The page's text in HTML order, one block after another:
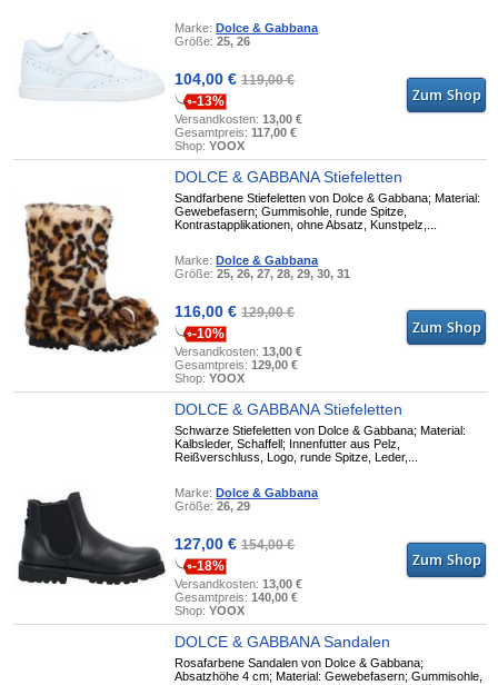
Marke:Dolce & Gabbana
Größe:25, 26
104,00 €119,00 €
-13%
Versandkosten:13,00 €
Gesamtpreis:117,00 €
Shop:YOOX
DOLCE & GABBANA Stiefeletten
Sandfarbene Stiefeletten von Dolce & Gabbana; Material:
Gewebefasern; Gummisohle, runde Spitze,
Kontrastapplikationen, ohne Absatz, Kunstpelz,...
Marke:Dolce & Gabbana
Größe:25, 26, 27, 28, 29, 30, 31
116,00 €129,00 €
-10%
Versandkosten:13,00 €
Gesamtpreis:129,00 €
Shop:YOOX
DOLCE & GABBANA Stiefeletten
Schwarze Stiefeletten von Dolce & Gabbana; Material:
Kalbsleder, Schaffell; Innenfutter aus Pelz,
Reißverschluss, Logo, runde Spitze, Leder,...
Marke:Dolce & Gabbana
Größe:26, 29
127,00 €154,00 €
-18%
Versandkosten:13,00 €
Gesamtpreis:140,00 €
Shop:YOOX
DOLCE & GABBANA Sandalen
Rosafarbene Sandalen von Dolce & Gabbana;
Absatzhöhe 4 cm; Material: Gewebefasern; Gummisohle,